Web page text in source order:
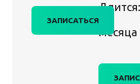
ЗАПИСАТЬСЯ
Длится:
2
месяца